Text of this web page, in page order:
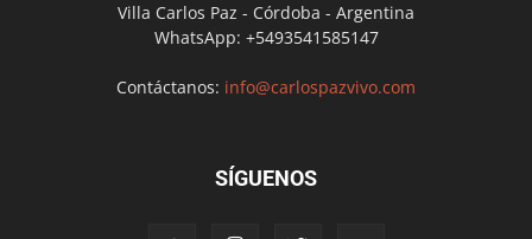
Villa Carlos Paz - Córdoba - Argentina
WhatsApp: +5493541585147
Contáctanos: info@carlospazvivo.com
SÍGUENOS